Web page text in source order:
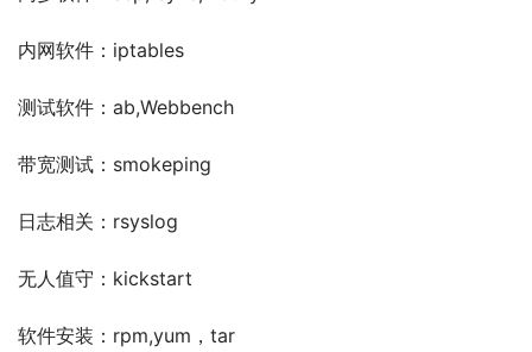
内网软件：iptables
测试软件：ab,Webbench
带宽测试：smokeping
日志相关：rsyslog
无人值守：kickstart
软件安装：rpm,yum，tar